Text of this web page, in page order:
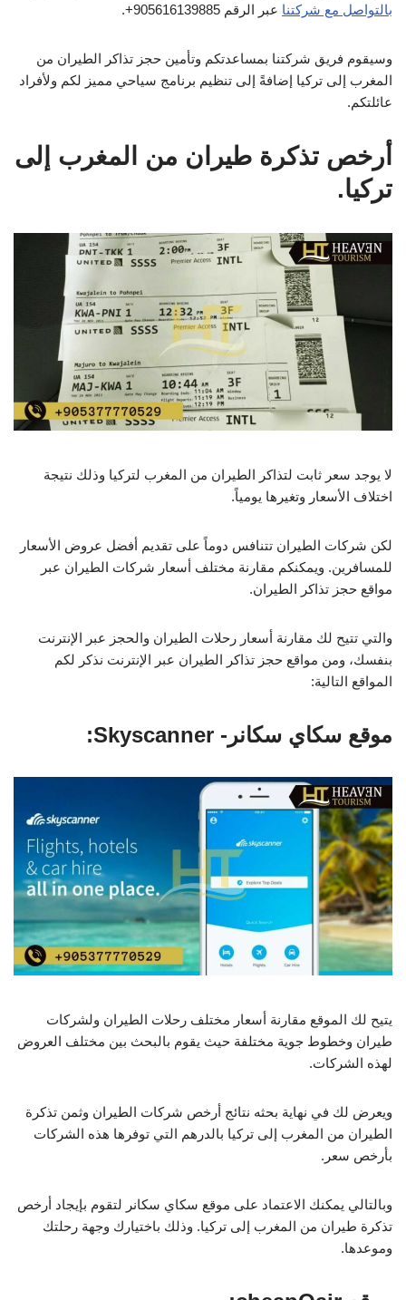
بالتواصل مع شركتنا عبر الرقم 905616139885+.
وسيقوم فريق شركتنا بمساعدتكم وتأمين حجز تذاكر الطيران من
المغرب إلى تركيا إضافةً إلى تنظيم برنامج سياحي مميز لكم ولأفراد
عائلتكم.
أرخص تذكرة طيران من المغرب إلى
تركيا.
لا يوجد سعر ثابت لتذاكر الطيران من المغرب لتركيا وذلك نتيجة
اختلاف الأسعار وتغيرها يومياً.
لكن شركات الطيران تتنافس دوماً على تقديم أفضل عروض الأسعار
للمسافرين. ويمكنكم مقارنة مختلف أسعار شركات الطيران عبر
مواقع حجز تذاكر الطيران.
والتي تتيح لك مقارنة أسعار رحلات الطيران والحجز عبر الإنترنت
بنفسك، ومن مواقع حجز تذاكر الطيران عبر الإنترنت نذكر لكم
المواقع التالية:
موقع سكاي سكانر- Skyscanner:
يتيح لك الموقع مقارنة أسعار مختلف رحلات الطيران ولشركات
طيران وخطوط جوية مختلفة حيث يقوم بالبحث بين مختلف العروض
لهذه الشركات.
ويعرض لك في نهاية بحثه نتائج أرخص شركات الطيران وثمن تذكرة
الطيران من المغرب إلى تركيا بالدرهم التي توفرها هذه الشركات
بأرخص سعر.
وبالتالي يمكنك الاعتماد على موقع سكاي سكانر لتقوم بإيجاد أرخص
تذكرة طيران من المغرب إلى تركيا. وذلك باختيارك وجهة رحلتك
وموعدها.